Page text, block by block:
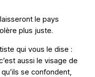
le pays
plus juste.
qui vous le dise :
aussi le visage de
se confondent,